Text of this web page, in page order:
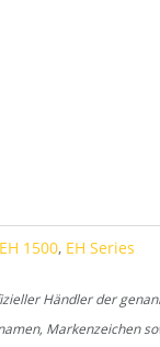
EH 1500, EH Series
Händler der
Markenzeichen